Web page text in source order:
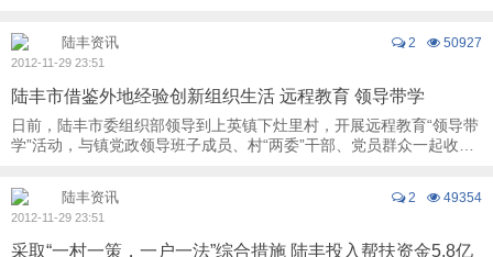
2 50927
陆丰资讯
2012-11-29 23:51
陆丰市借鉴外地经验创新组织生活 远程教育 领导带学
日前，陆丰市委组织部领导到上英镇下灶里村，开展远程教育“领导带
学”活动，与镇党政领导班子成员、村“两委”干部、党员群众一起收
2 49354
陆丰资讯
2012-11-29 23:51
采取“一村一策，一户一法”综合措施 陆丰投入帮扶资金5.8亿